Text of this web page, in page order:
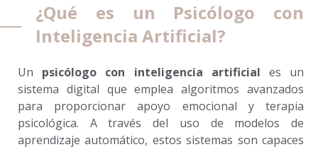
¿Qué es un Psicólogo con
Inteligencia Artificial?
Un psicólogo con inteligencia artificial es un
sistema digital que emplea algoritmos avanzados
para proporcionar apoyo emocional y terapia
psicológica. A través del uso de modelos de
aprendizaje automático, estos sistemas son capaces